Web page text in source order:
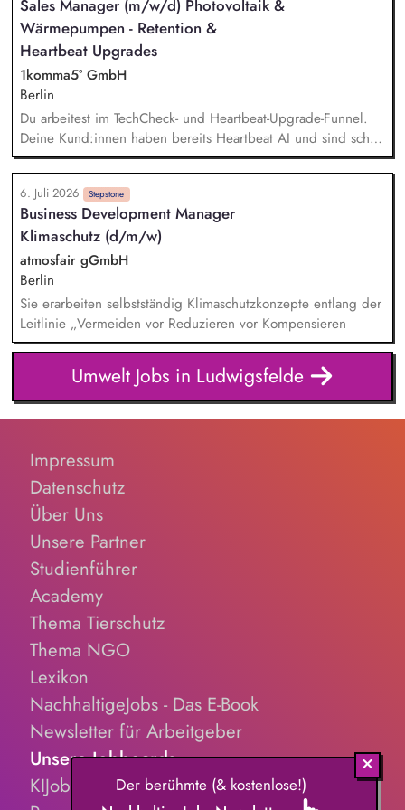
Angebote bis zur digitalen Vertragsunterschrift begleitest Du
Deine Kunden. Dein Ziel ist es, für jeden Kunden die
perfekte, individuelle Lösung zu finden und den Abschluss
zu sichern.
Sales Manager (m/w/d) Photovoltaik &
Wärmepumpen - Retention &
Heartbeat Upgrades
1komma5° GmbH
Berlin
Du arbeitest im TechCheck- und Heartbeat-Upgrade-Funnel.
Deine Kund:innen haben bereits Heartbeat AI und sind schon
im 1KOMMA5° Kosmos. Sollte es noch zusätzliche kompatible
Hardware, zum Beispiel Speicher, Wechselrichter oder
Wallboxen benötigen, kommst du ins Spiel. Deine Aufgabe
ist es, diese Situation sauber zu führen: Verstehen, erklären,
Vertrauen schaffen, Angebot platzieren und den Abschluss
sichern. Echter Impact im Bestandsmarkt: Du hilfst
Hausbesitzer:innen, bestehende PV-, Speicher-,
Wärmepumpen- oder Wallbox-Systeme fit für Heartbeat AI
und Dynamic Pulse zu machen. Keine Kaltakquise: Du
sprichst mit warmen Leads, Bestandskund:innen und
Interessent:innen, die bereits Kontakt zu 1KOMMA5° hatten
und Heartbeat AI nutzen wollen.
6. Juli 2026 Stepstone
Business Development Manager
Klimaschutz (d/m/w)
atmosfair gGmbH
Berlin
Sie erarbeiten selbstständig Klimaschutzkonzepte entlang der
Leitlinie „Vermeiden vor Reduzieren vor Kompensieren
Umwelt Jobs in Ludwigsfelde
Impressum
Datenschutz
Über Uns
Unsere Partner
Studienführer
Academy
Thema Tierschutz
Thema NGO
Lexikon
NachhaltigeJobs - Das E-Book
Newsletter für Arbeitgeber
Unsere Jobboards
KIJobs.de
Der berühmte (& kostenlose!)